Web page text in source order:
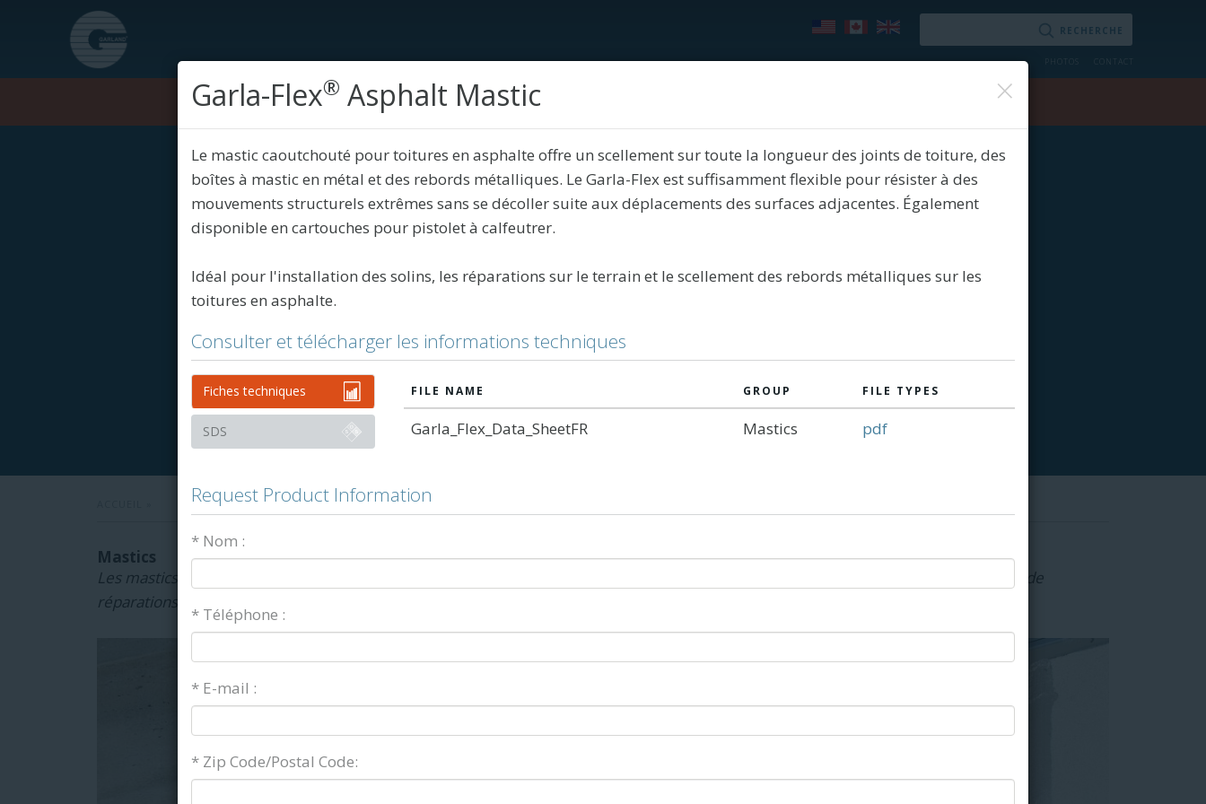
PHOTOS CONTACT
Produits Services Éducation
Mastics
Les mastics sont généralement des adhésifs plus épais, de qualité truelle, conçus pour l'installation de solins, de joints d'étanchéité et de
réparations de base sur le terrain. Découvrez maintenant les mastics de Garland pour la réparation de toiture
×
Garla-Flex® Asphalt Mastic
Le mastic caoutchouté pour toitures en asphalte offre un scellement sur toute la longueur des joints de toiture, des
boîtes à mastic en métal et des rebords métalliques. Le Garla-Flex est suffisamment flexible pour résister à des
mouvements structurels extrêmes sans se décoller suite aux déplacements des surfaces adjacentes. Également
disponible en cartouches pour pistolet à calfeutrer.
Idéal pour l'installation des solins, les réparations sur le terrain et le scellement des rebords métalliques sur les
toitures en asphalte.
Consulter et télécharger les informations techniques
Fiches techniques
SDS
FILE NAME GROUP FILE TYPES
Garla_Flex_Data_SheetFR Mastics pdf
Request Product Information
* Nom :
* Téléphone :
* E-mail :
* Zip Code/Postal Code: